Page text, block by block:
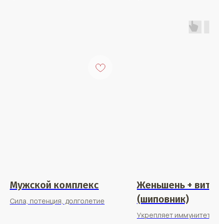
Мужской комплекс
Сила, потенция, долголетие
Женьшень +
(шиповник)
Укрепляет иммунитет,